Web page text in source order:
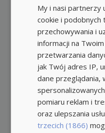
My i nasi partnerzy
cookie i podobnych
przechowywania i
informacji na
przetwarzania
jak Twój adres IP,
dane przeglądania,
pomiaru reklam i
oraz ulepszania
trzecich (1866)